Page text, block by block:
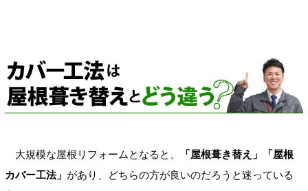
大規模な屋根リフォームとなると、
「屋根葺き替え」「屋根
カバー工法」 があり、どちらの方が良いのだろうと迷っている